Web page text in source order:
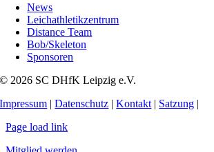
News
Leichathletikzentrum
Distance Team
Bob/Skeleton
Sponsoren
© 2026 SC DHfK Leipzig e.V.
Impressum |Datenschutz |Kontakt | Satzung |
Page load link